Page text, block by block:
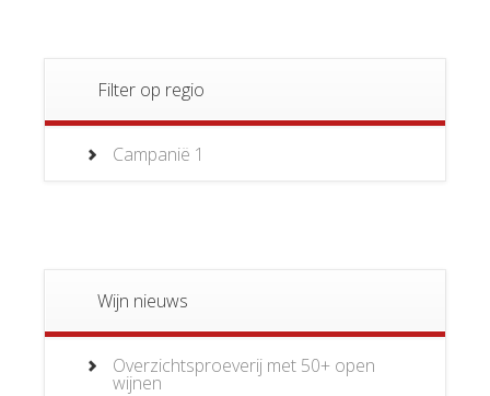
Filter op regio
Campanië 1
Wijn nieuws
Overzichtsproeverij met 50+ open
wijnen